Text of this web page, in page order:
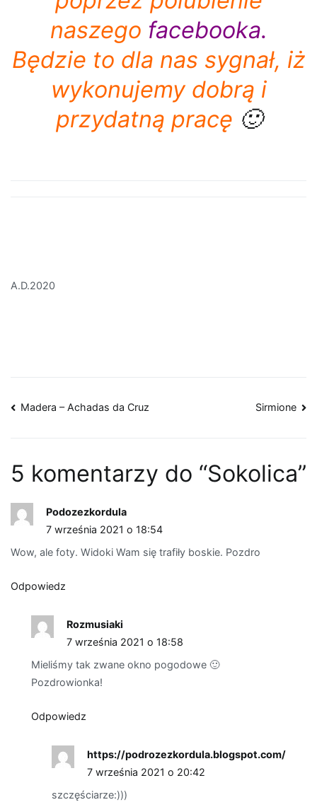
naszego facebooka.
Będzie to dla nas sygnał, iż
wykonujemy dobrą i
przydatną pracę 🙂
A.D.2020
Nawigacja
Madera – Achadas da Cruz Sirmione
5 komentarzy do “Sokolica”
Podozezkordula
7 września 2021 o 18:54
Wow, ale foty. Widoki Wam się trafiły boskie. Pozdro
Odpowiedz
Rozmusiaki
7 września 2021 o 18:58
Mieliśmy tak zwane okno pogodowe 🙂
Pozdrowionka!
Odpowiedz
https://podrozezkordula.blogspot.com/
7 września 2021 o 20:42
szczęściarze:)))